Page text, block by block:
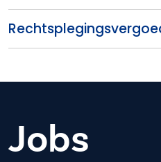
Jobs